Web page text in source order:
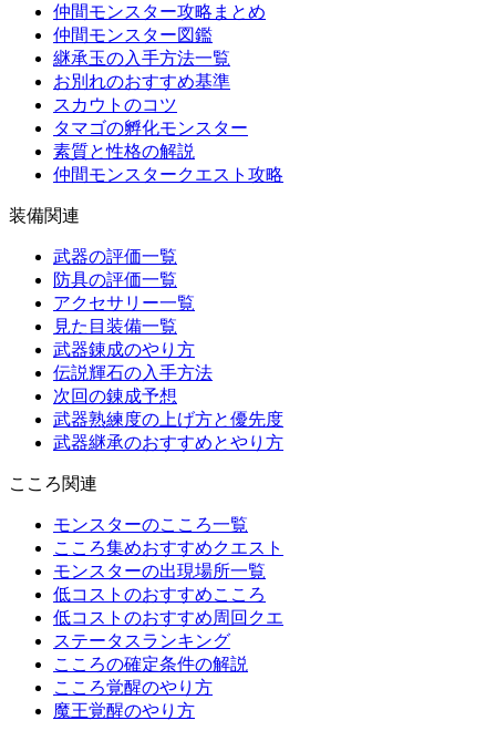
仲間モンスター攻略まとめ
仲間モンスター図鑑
継承玉の入手方法一覧
お別れのおすすめ基準
スカウトのコツ
タマゴの孵化モンスター
素質と性格の解説
仲間モンスタークエスト攻略
装備関連
武器の評価一覧
防具の評価一覧
アクセサリー一覧
見た目装備一覧
武器錬成のやり方
伝説輝石の入手方法
次回の錬成予想
武器熟練度の上げ方と優先度
武器継承のおすすめとやり方
こころ関連
モンスターのこころ一覧
こころ集めおすすめクエスト
モンスターの出現場所一覧
低コストのおすすめこころ
低コストのおすすめ周回クエ
ステータスランキング
こころの確定条件の解説
こころ覚醒のやり方
魔王覚醒のやり方